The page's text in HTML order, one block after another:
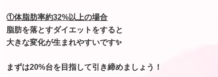
①体脂肪率約32%以上の場合
脂肪を落とすダイエットをすると
大きな変化が生まれやすいです✨
まずは20%台を目指して引き締めましょう！